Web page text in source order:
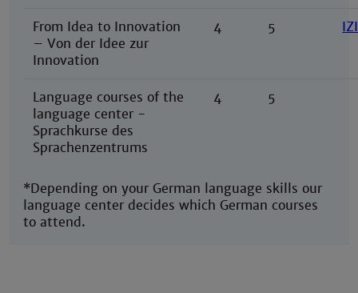
From Idea to Innovation
–Von der Idee zur
Innovation
4 5 IZI
Language courses of the
language center -
Sprachkurse des
Sprachenzentrums
4 5
*Depending on your German language skills our
language center decides which German courses
to attend.